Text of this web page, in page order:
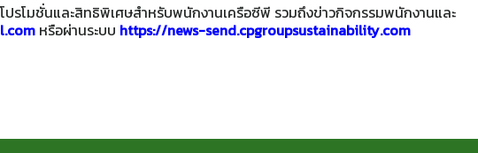
ปรโมชั่นและสิทธิพิเศษสำหรับพนักงานเครือซีพี รวมถึงข่าวกิจกรรมพนักงานและ
หรือผ่านระบบ https://news-send.cpgroupsustainability.com